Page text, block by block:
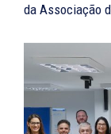
da Associação